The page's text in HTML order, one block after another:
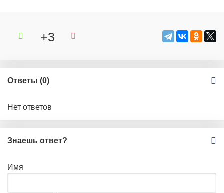
+3
Ответы (0)
Нет ответов
Знаешь ответ?
Имя